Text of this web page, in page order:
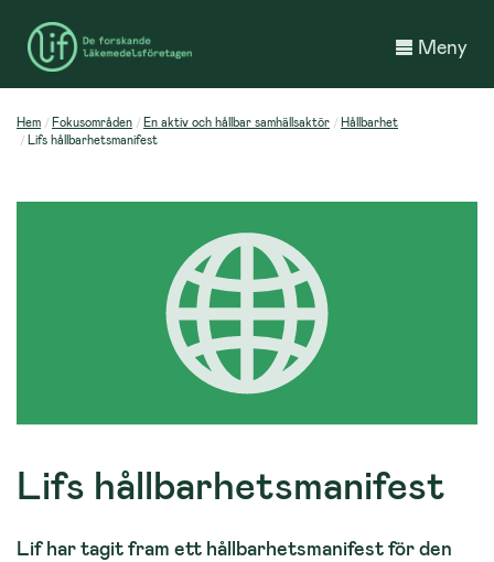
Meny
Hem Fokusområden En aktiv och hållbar samhällsaktör
Hållbarhet
Lifs hållbarhetsmanifest
Lifs hållbarhetsmanifest
Lif har tagit fram ett hållbarhetsmanifest för den